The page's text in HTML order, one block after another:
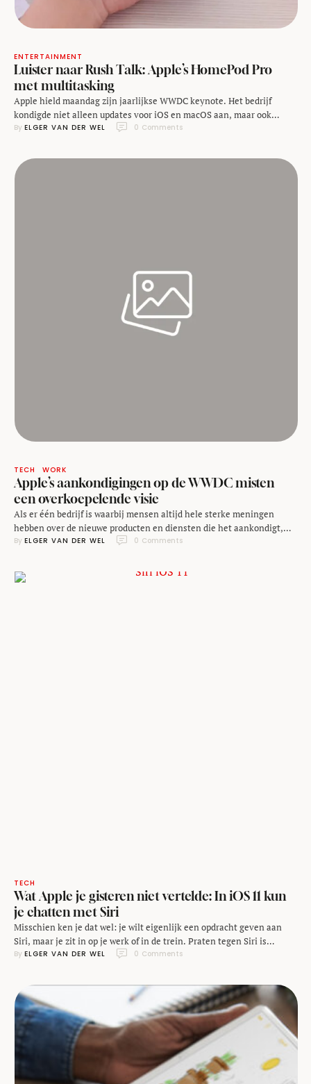
ENTERTAINMENT
Luister naar Rush Talk: Apple’s HomePod Pro
met multitasking
Apple hield maandag zijn jaarlijkse WWDC keynote. Het bedrijf
kondigde niet alleen updates voor iOS en macOS aan, maar ook
nieuwe hardware: de HomePod en de iMac Pro. Geef Johan en mij 25
van Rush Talk. https://soundcloud.com/numrush/rush-talk-64-
apples-homepod-pro-met-multitasking Deze artikelen kun je lezen
By ELGER VAN DER WEL 0 Comments
TECH WORK
Apple’s aankondigingen op de WWDC misten
een overkoepelende visie
Als er één bedrijf is waarbij mensen altijd hele sterke meningen
hebben over de nieuwe producten en diensten die het aankondigt,
dan is het Apple. Mede gevoed door geruchten en verwachtingen zijn
soort reacties na Apple's WWDC keynote van maandag een beetje
uitblijven. Natuurlijk …
By ELGER VAN DER WEL 0 Comments
TECH
Wat Apple je gisteren niet vertelde: In iOS 11 kun
je chatten met Siri
Misschien ken je dat wel: je wilt eigenlijk een opdracht geven aan
Siri, maar je zit in op je werk of in de trein. Praten tegen Siri is
dan eigenlijk geen optie en dus val je terug op het openen van een
By ELGER VAN DER WEL 0 Comments